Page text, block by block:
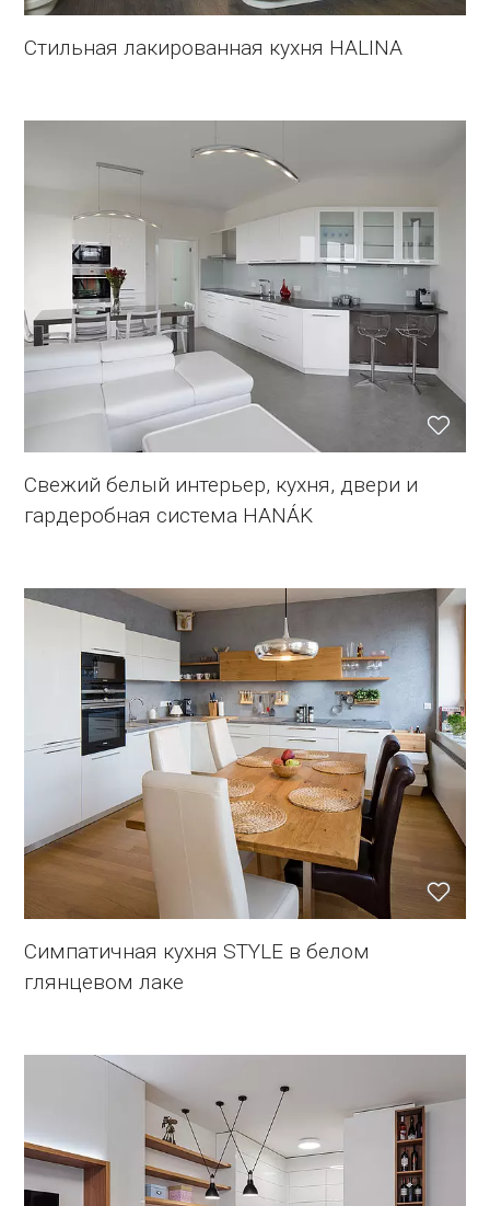
Стильная лакированная кухня HALINA
Свежий белый интерьер, кухня, двери и
гардеробная система HANÁK
Симпатичная кухня STYLE в белом
глянцевом лаке